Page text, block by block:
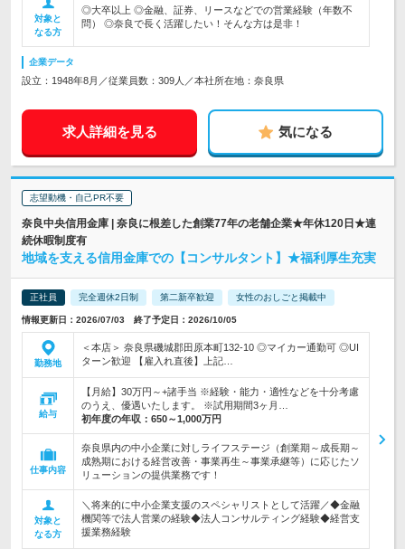
対象と
なる方
◎大卒以上 ◎金融、証券、リースなどでの営業経験（年数不
問） ◎奈良で長く活躍したい！そんな方は是非！
企業データ
設立：1948年8月／従業員数：309人／本社所在地：奈良県
求人詳細を見る 気になる
志望動機・自己PR不要
奈良中央信用金庫 | 奈良に根差した創業77年の老舗企業★年休120日★連
続休暇制度有
地域を支える信用金庫での【コンサルタント】★福利厚生充実
正社員 完全週休2日制 第二新卒歓迎 女性のおしごと掲載中
情報更新日：2026/07/03 終了予定日：2026/10/05
勤務地
＜本店＞ 奈良県磯城郡田原本町132-10 ◎マイカー通勤可 ◎UI
ターン歓迎 【雇入れ直後】上記…
給与
【月給】30万円～+諸手当 ※経験・能力・適性などを十分考慮
のうえ、優遇いたします。 ※試用期間3ヶ月…
初年度の年収： 650～1,000万円
仕事内容
奈良県内の中小企業に対しライフステージ（創業期～成長期～
成熟期における経営改善・事業再生～事業承継等）に応じたソ
リューションの提供業務です！
対象と
なる方
＼将来的に中小企業支援のスペシャリストとして活躍／◆金融
機関等で法人営業の経験◆法人コンサルティング経験◆経営支
援業務経験